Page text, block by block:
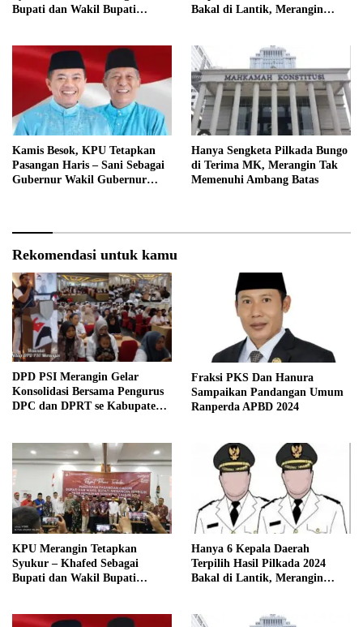
Bupati dan Wakil Bupati
Bakal di Lantik, Merangin
Kamis Besok, KPU Tetapkan
Pasangan Haris – Sani Sebagai
Gubernur Wakil Gubernur
Hanya Sengketa Pilkada Bungo
di Terima MK, Merangin Tak
Memenuhi Ambang Batas
Rekomendasi untuk kamu
DPD PSI Merangin Gelar
Konsolidasi Bersama Pengurus
DPC dan DPRT se Kabupaten
Fraksi PKS Dan Hanura
Sampaikan Pandangan Umum
Ranperda APBD 2024
KPU Merangin Tetapkan
Syukur – Khafed Sebagai
Bupati dan Wakil Bupati
Hanya 6 Kepala Daerah
Terpilih Hasil Pilkada 2024
Bakal di Lantik, Merangin